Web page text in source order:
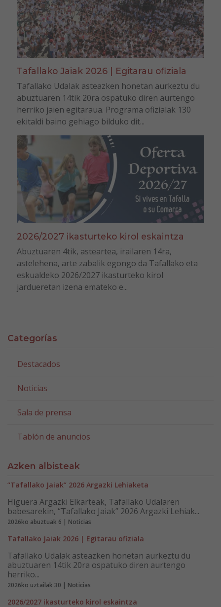
Tafallako Jaiak 2026 | Egitarau ofiziala
Tafallako Udalak asteazken honetan aurkeztu du
abuztuaren 14tik 20ra ospatuko diren aurtengo
herriko jaien egitaraua. Programa ofizialak 130
ekitaldi baino gehiago bilduko dit...
2026/2027 ikasturteko kirol eskaintza
Abuztuaren 4tik, asteartea, irailaren 14ra,
astelehena, arte zabalik egongo da Tafallako eta
eskualdeko 2026/2027 ikasturteko kirol
jardueretan izena emateko e...
Categorías
Destacados
Noticias
Sala de prensa
Tablón de anuncios
Azken albisteak
“Tafallako Jaiak” 2026 Argazki Lehiaketa
Higuera Argazki Elkarteak, Tafallako Udalaren
babesarekin, “Tafallako Jaiak” 2026 Argazki Lehiak...
2026ko abuztuak 6 | Noticias
Tafallako Jaiak 2026 | Egitarau ofiziala
Tafallako Udalak asteazken honetan aurkeztu du
abuztuaren 14tik 20ra ospatuko diren aurtengo
herriko...
2026ko uztailak 30 | Noticias
2026/2027 ikasturteko kirol eskaintza